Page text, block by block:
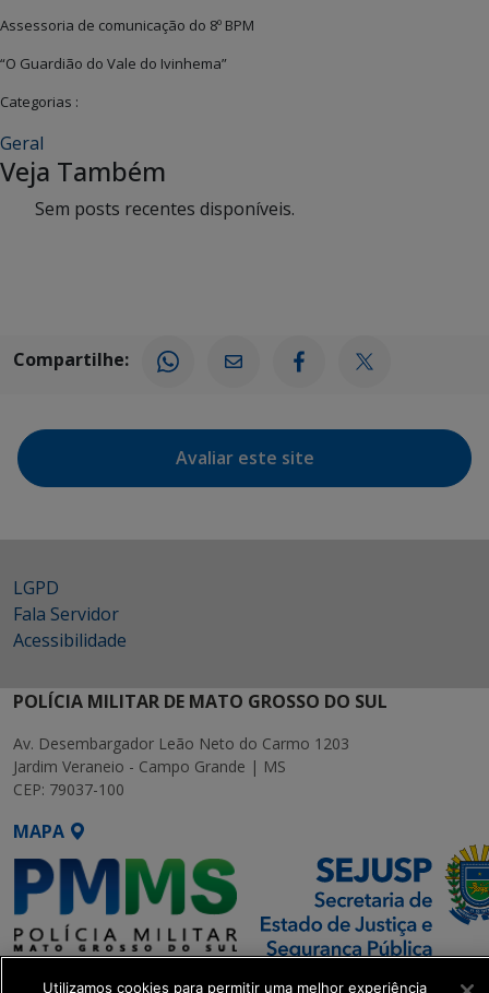
Assessoria de comunicação do 8º BPM
“O Guardião do Vale do Ivinhema”
Categorias :
Geral
Veja Também
Sem posts recentes disponíveis.
Compartilhe:
Avaliar este site
LGPD
Fala Servidor
Acessibilidade
POLÍCIA MILITAR DE MATO GROSSO DO SUL
Av. Desembargador Leão Neto do Carmo 1203
Jardim Veraneio - Campo Grande | MS
CEP: 79037-100
MAPA
SETDIG | Secretaria-Executiva
Utilizamos cookies para permitir uma melhor experiência